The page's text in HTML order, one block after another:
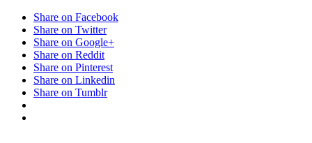
Share on Facebook
Share on Twitter
Share on Google+
Share on Reddit
Share on Pinterest
Share on Linkedin
Share on Tumblr